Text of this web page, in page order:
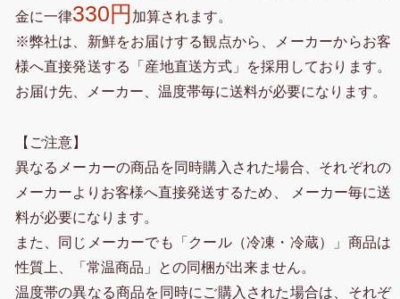
金に一律330円 加算されます。
※弊社は、新鮮をお届けする観点から、メーカーからお客
様へ直接発送する「産地直送方式」を採用しております。
お届け先、メーカー、温度帯毎に送料が必要になります。
【ご注意】
異なるメーカーの商品を同時購入された場合、それぞれの
メーカーよりお客様へ直接発送するため、 メーカー毎に送
料が必要になります。
また、同じメーカーでも「クール（冷凍・冷蔵）」商品は
性質上、「常温商品」との同梱が出来ません。
温度帯の異なる商品を同時にご購入された場合は、それぞ